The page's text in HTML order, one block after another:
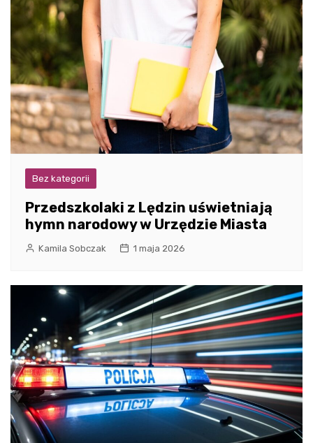
Bez kategorii
Przedszkolaki z Lędzin uświetniają
hymn narodowy w Urzędzie Miasta
Kamila Sobczak 1 maja 2026